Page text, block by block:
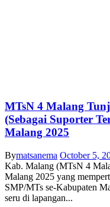
MTsN 4 Malang
(Sebagai Suporter
Malang 2025
Bymatsanema October 5,
Kab. Malang (MTsN 4
Malang 2025 yang
SMP/MTs se-Kabupaten
seru di lapangan...